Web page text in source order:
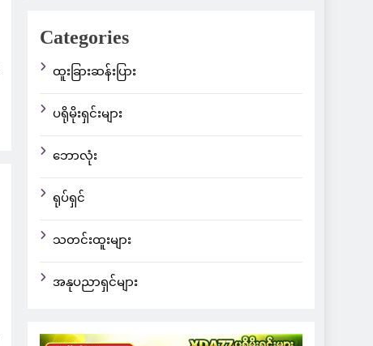
Categories
ထူးခြားဆန်းပြား
ပရိုမိုးရှင်းများ
ဘောလုံး
ရုပ်ရှင်
သတင်းထူးများ
အနုပညာရှင်များ